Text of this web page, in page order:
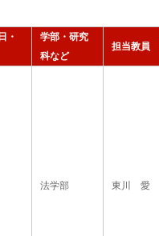
・
学部・研究
科など
担当教員
法学部 東川 愛